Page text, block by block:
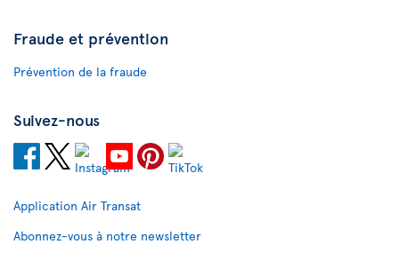
Fraude et prévention
Prévention de la fraude
Suivez-nous
Application Air Transat
Abonnez-vous à notre newsletter